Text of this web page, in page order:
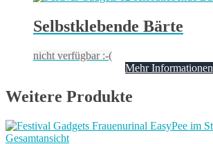
Selbstklebende Bärte
nicht verfügbar :-(
Mehr Informationen
Weitere Produkte